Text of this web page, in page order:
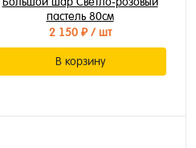
пастель 80см
2 150 ₽/ шт
В корзину